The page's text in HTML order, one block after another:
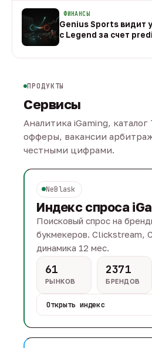
ФИНАНСЫ
Genius Sports видит
с Legend за счет
ПРОДУКТЫ
Сервисы
Аналитика iGaming,
офферы, вакансии
честными цифрами.
NeBlask
Индекс спроса
Поисковый спрос на
букмекеров. Clickstream,
динамика 12 мес.
61
РЫНКОВ
2371
БРЕНДОВ
Открыть индекс